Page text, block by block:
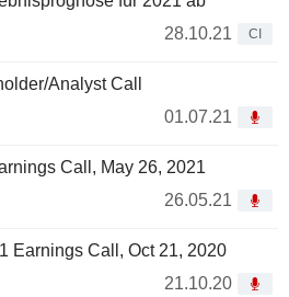
28.10.21
CI
Analyst Call
01.07.21
Call, May 26, 2021
26.05.21
Earnings Call, Oct 21, 2020
21.10.20